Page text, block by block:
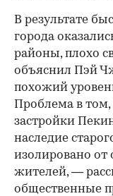
В результате
города
районы, плохо
объяснил Пэй
похожий
Проблема в том,
застройки
наследие
изолировано
жителей, —
общественные